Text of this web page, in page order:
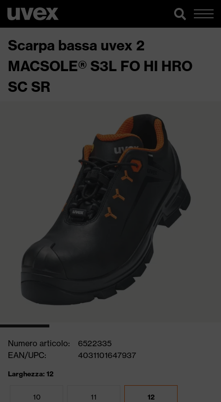
Scarpa bassa uvex 2
MACSOLE® S3L FO HI HRO
SC SR
Numero articolo:
6522335
EAN/UPC:
4031101647937
Larghezza: 12
10 11 12